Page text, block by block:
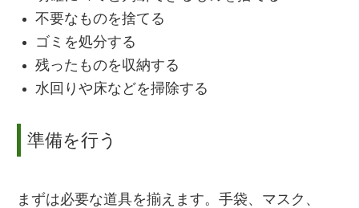
不要なものを捨てる
ゴミを処分する
残ったものを収納する
水回りや床などを掃除する
準備を行う
まずは必要な道具を揃えます。手袋、マスク、